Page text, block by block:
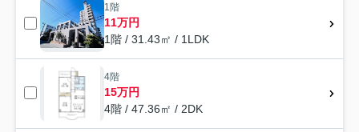
1階
11万円
1階 / 31.43㎡ / 1LDK
4階
15万円
4階 / 47.36㎡ / 2DK